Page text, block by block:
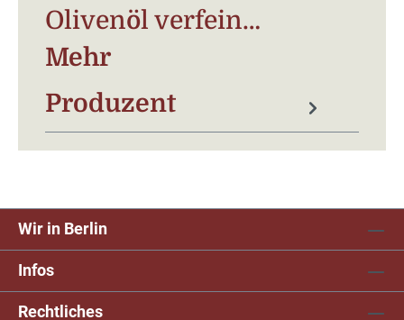
Olivenöl verfein…
Mehr
Produzent
Wir in Berlin
Infos
Rechtliches